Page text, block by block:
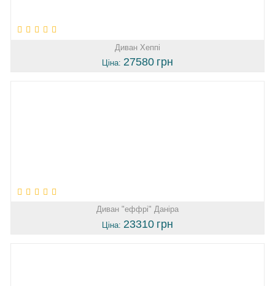
Диван Хеппі
Ціна: 27580 грн
Диван "еффрі" Даніра
Ціна: 23310 грн